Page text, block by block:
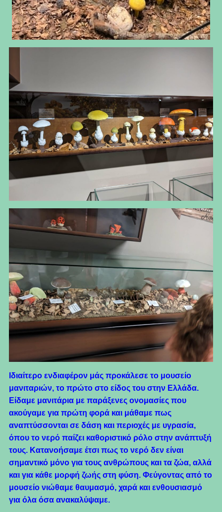
Ιδιαίτερο ενδιαφέρον μάς προκάλεσε το μουσείο
μανιταριών, το πρώτο στο είδος του στην Ελλάδα.
Είδαμε μανιτάρια με παράξενες ονομασίες που
ακούγαμε για πρώτη φορά και μάθαμε πως
αναπτύσσονται σε δάση και περιοχές με υγρασία,
όπου το νερό παίζει καθοριστικό ρόλο στην ανάπτυξή
τους. Κατανοήσαμε έτσι πως το νερό δεν είναι
σημαντικό μόνο για τους ανθρώπους και τα ζώα, αλλά
και για κάθε μορφή ζωής στη φύση. Φεύγοντας από το
μουσείο νιώθαμε θαυμασμό, χαρά και ενθουσιασμό
για όλα όσα ανακαλύψαμε.